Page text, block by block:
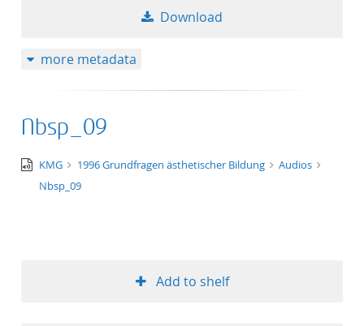
Download
more metadata
Nbsp_09
audio/x-
wav
KMG 1996 Grundfragen ästhetischer Bildung
Audios
Nbsp_09
Add to shelf